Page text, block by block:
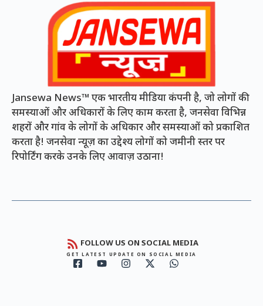
Jansewa News™ एक भारतीय मीडिया कंपनी है, जो लोगों की
समस्याओं और अधिकारों के लिए काम करता है, जनसेवा विभिन्न
शहरों और गांव के लोगों के अधिकार और समस्याओं को प्रकाशित
करता है! जनसेवा न्यूज़ का उद्देश्य लोगों को जमीनी स्तर पर
रिपोर्टिंग करके उनके लिए आवाज़ उठाना!
FOLLOW US ON SOCIAL MEDIA
GET LATEST UPDATE ON SOCIAL MEDIA